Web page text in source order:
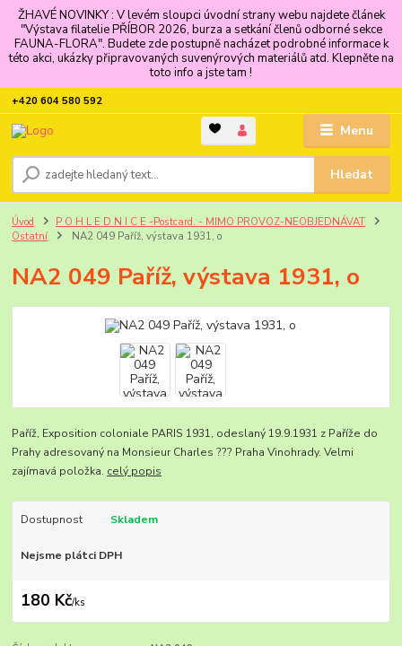
ŽHAVÉ NOVINKY : V levém sloupci úvodní strany webu najdete článek
"Výstava filatelie PŘÍBOR 2026, burza a setkání členů odborné sekce
FAUNA-FLORA". Budete zde postupně nacházet podrobné informace k
této akci, ukázky připravovaných suvenýrových materiálů atd. Klepněte na
toto info a jste tam !
Menu
Hledat
+420 604 580 592
Úvod
P O H L E D N I C E -Postcard. - MIMO PROVOZ-NEOBJEDNÁVAT
Ostatní
NA2 049 Paříž, výstava 1931, o
NA2 049 Paříž, výstava 1931, o
Paříž, Exposition coloniale PARIS 1931, odeslaný 19.9.1931 z Paříže do
Prahy adresovaný na Monsieur Charles ??? Praha Vinohrady. Velmi
zajímavá položka. celý popis
Dostupnost Skladem
Nejsme plátci DPH
180 Kč/ks